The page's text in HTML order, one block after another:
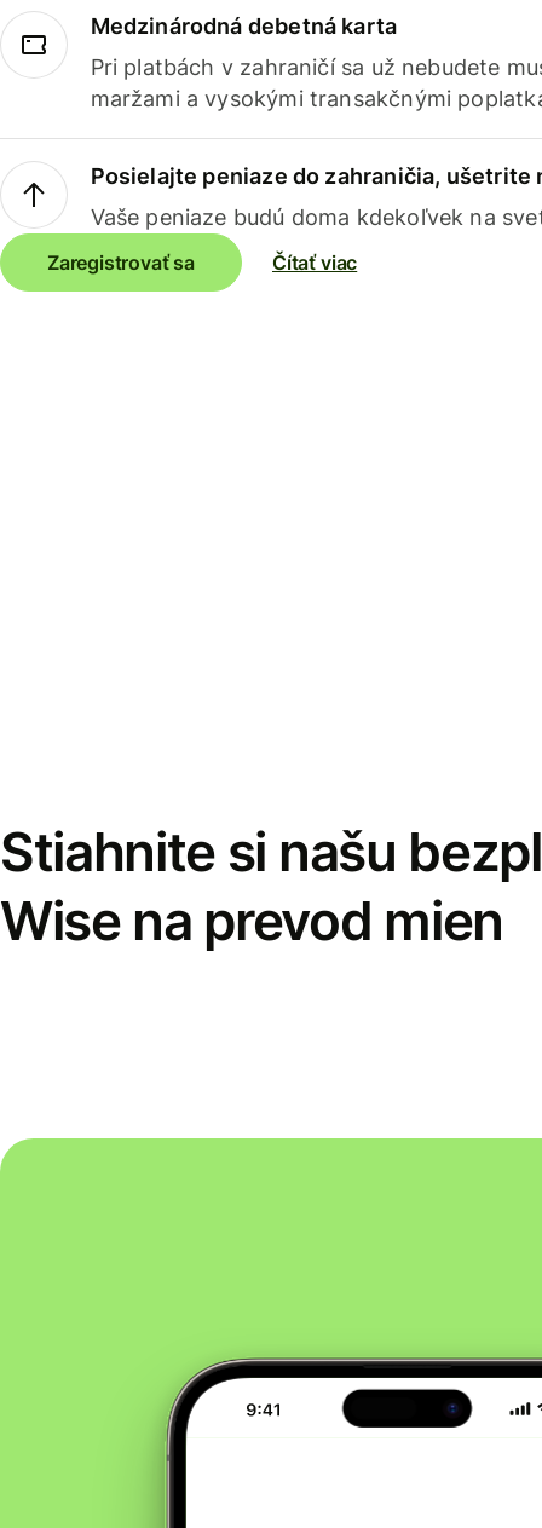
Medzinárodná debetná karta
Pri platbách v zahraničí sa už nebudete
maržami a vysokými transakčnými
Posielajte peniaze do zahraničia, ušetrite
Vaše peniaze budú doma kdekoľvek na
Zaregistrovať sa Čítať viac
Stiahnite si našu
Wise na prevod mien